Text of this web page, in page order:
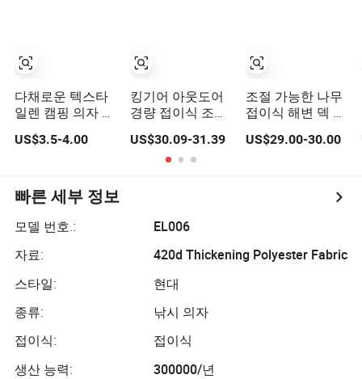
다채로운 텍스타
일렌 캠핑 의자 접
크 의자
US$3.5-4.00
킹기어 아웃도어
경량 접이식 조절
핑 의자 휴대용 해
변 캠프 의자 네
개의 다리와 함께
US$30.09-31.39
조절 가능한 나무
접이식 해변 덱 의
영장, 바비큐, 정
한 편안하고 휴대
가능한 필수 야외
US$29.00-30.00
빠른 세부 정보
모델 번호.:
EL006
자료:
420d Thickening Polyester Fabric
스타일:
현대
종류:
낚시 의자
접이식:
접이식
생산 능력:
300000/년